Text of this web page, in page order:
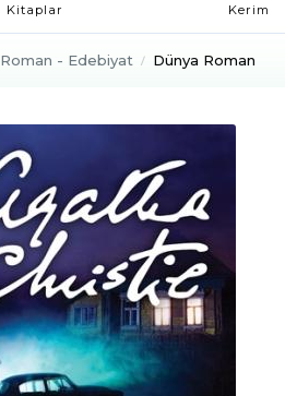
Kitaplar Kerim
Roman - Edebiyat Dünya Roman